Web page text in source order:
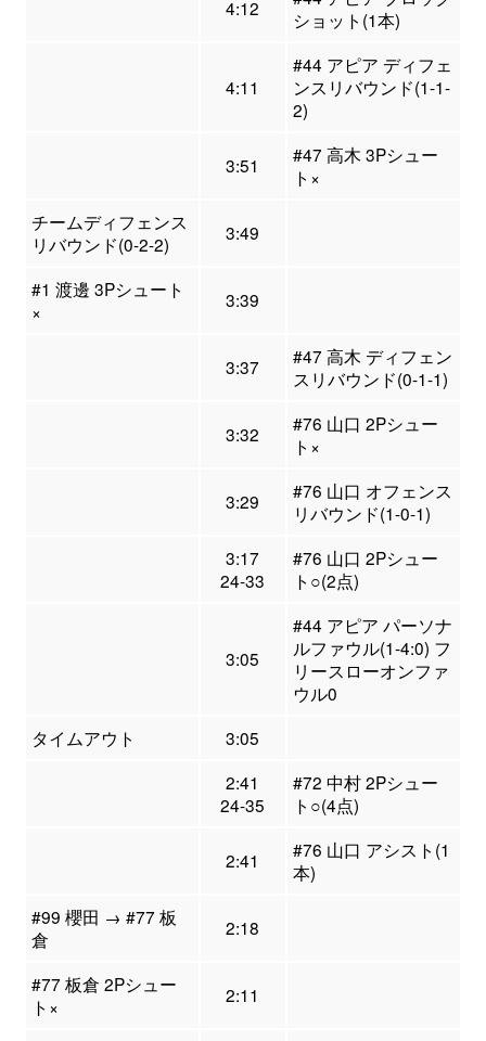
4:12
ショット(1本)
4:11
#44 アピア ディフェ
ンスリバウンド(1-1-
2)
3:51
#47 高木 3Pシュー
ト×
チームディフェンス
リバウンド(0-2-2)
3:49
#1 渡邊 3Pシュート
×
3:39
3:37
#47 高木 ディフェン
スリバウンド(0-1-1)
3:32
#76 山口 2Pシュー
ト×
3:29
#76 山口 オフェンス
リバウンド(1-0-1)
3:17
24-33
#76 山口 2Pシュー
ト○(2点)
3:05
#44 アピア パーソナ
ルファウル(1-4:0) フ
リースローオンファ
ウル0
タイムアウト
3:05
2:41
24-35
#72 中村 2Pシュー
ト○(4点)
2:41
#76 山口 アシスト(1
本)
#99 櫻田 → #77 板
倉
2:18
#77 板倉 2Pシュー
ト×
2:11